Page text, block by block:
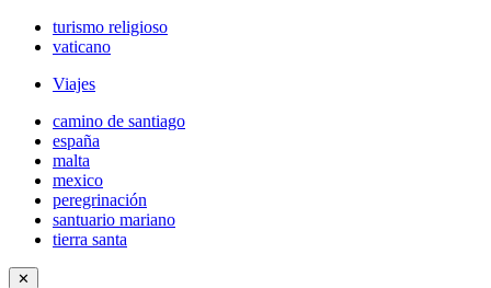
turismo religioso
vaticano
Viajes
camino de santiago
españa
malta
mexico
peregrinación
santuario mariano
tierra santa
✕